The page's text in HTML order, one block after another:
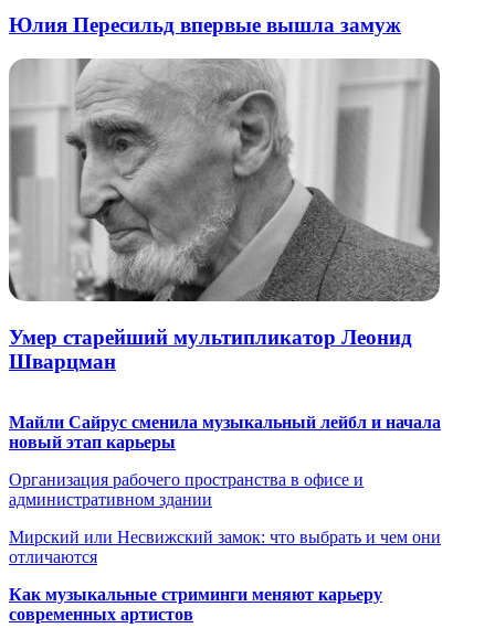
Юлия Пересильд впервые вышла замуж
Умер старейший мультипликатор Леонид
Шварцман
Майли Сайрус сменила музыкальный лейбл и начала
новый этап карьеры
Организация рабочего пространства в офисе и
административном здании
Мирский или Несвижский замок: что выбрать и чем они
отличаются
Как музыкальные стриминги меняют карьеру
современных артистов